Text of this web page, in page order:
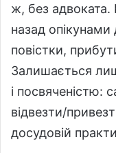
ж, без адвоката.
назад опікунами
повістки,
Залишається
і посвяченістю:
відвезти/
досудовій